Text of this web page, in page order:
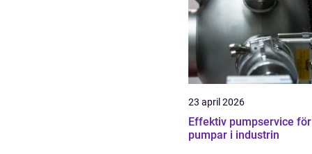
23 april 2026
Effektiv pumpservice för
pumpar i industrin